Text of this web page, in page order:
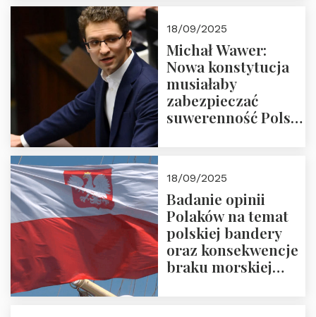
18/09/2025
Michał Wawer:
Nowa konstytucja
musiałaby
zabezpieczać
suwerenność Polski
18/09/2025
Badanie opinii
Polaków na temat
polskiej bandery
oraz konsekwencje
braku morskiej